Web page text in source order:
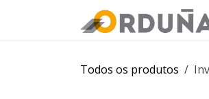
Todos os produtos